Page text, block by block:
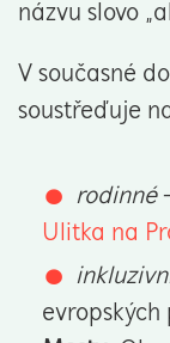
názvu slovo
V současné
soustřeďuje
rodinné-
Ulitka na
evropských